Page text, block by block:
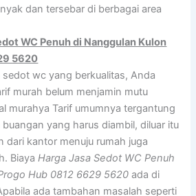
dan tersebar di berbagai area
WC Penuh di Nanggulan Kulon
5620
sedot wc yang berkualitas, Anda
murah belum menjamin mutu
murahya Tarif umumnya tergantung
yang harus diambil, diluar itu
dari kantor menuju rumah juga
BiayaHarga Jasa Sedot WC Penuh
Hub 0812 6629 5620 ada di
ada tambahan masalah seperti